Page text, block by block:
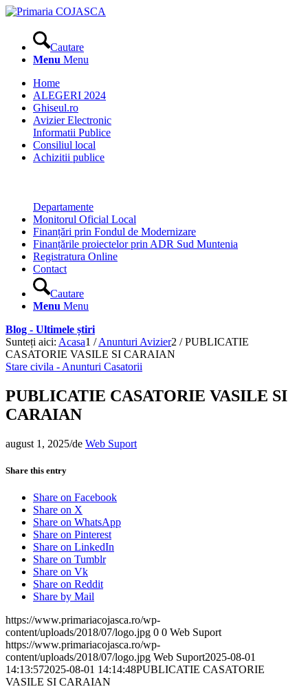
Cautare
Menu Menu
Home
ALEGERI 2024
Ghiseul.ro
Avizier Electronic
Informatii Publice
Consiliul local
Achizitii publice
Departamente
Monitorul Oficial Local
Finanțări prin Fondul de Modernizare
Finanțările proiectelor prin ADR Sud Muntenia
Registratura Online
Contact
Cautare
Menu Menu
Blog - Ultimele știri
Sunteți aici: Acasa1 / Anunturi Avizier2 / PUBLICATIE
CASATORIE VASILE SI CARAIAN
Stare civila - Anunturi Casatorii
PUBLICATIE CASATORIE VASILE SI
CARAIAN
august 1, 2025/de Web Suport
Share this entry
Share on Facebook
Share on X
Share on WhatsApp
Share on Pinterest
Share on LinkedIn
Share on Tumblr
Share on Vk
Share on Reddit
Share by Mail
https://www.primariacojasca.ro/wp-
content/uploads/2018/07/logo.jpg 0 0 Web Suport
https://www.primariacojasca.ro/wp-
content/uploads/2018/07/logo.jpg Web Suport2025-08-01
14:13:572025-08-01 14:14:48PUBLICATIE CASATORIE
VASILE SI CARAIAN